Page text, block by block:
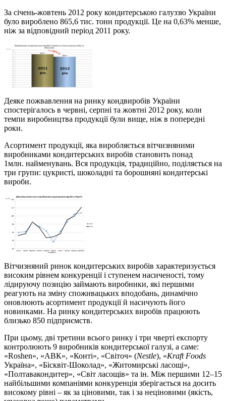
За січень-жовтень 2012 року кондитерською галуззю України
було вироблено 865,6 тис. тонн продукції. Це на 0,63% менше,
ніж за відповідний період 2011 року.
Деяке пожвавлення на ринку кондвиробів України
спостерігалось в червні, серпні та жовтні 2012 року, коли
темпи виробництва продукції були вище, ніж в попередні
роки.
Асортимент продукції, яка виробляється вітчизняними
виробниками кондитерських виробів становить понад
1млн. найменувань. Вся продукція, традиційно, поділяється на
три групи: цукристі, шоколадні та борошняні кондитерські
вироби.
Вітчизняний ринок кондитерських виробів характеризується
високим рівнем конкуренції і ступенем насиченості, тому
лідируючу позицію займають виробники, які першими
реагують на зміну споживацьких вподобань, динамічно
оновлюють асортимент продукції й насичують його
новинками. На ринку кондитерських виробів працюють
близько 850 підприємств.
При цьому, дві третини всього ринку і три чверті експорту
контролюють 9 виробників кондитерської галузі, а саме:
«Roshen», «АВК», «Конті», «Світоч» (Nestle), «Kraft Foods
Україна», «Бісквіт-Шоколад», «Житомирські ласощі»,
«Полтавакондитер», «Світ ласощів» та ін. Між першими 12–15
найбільшими компаніями конкуренція зберігається на досить
високому рівні – як за ціновими, так і за неціновими (якість,